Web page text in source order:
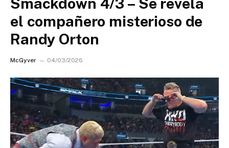
el compañero misterioso de
Randy Orton
McGyver 04/03/2026